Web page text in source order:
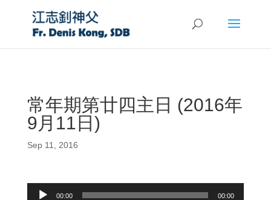
常年期第廿四主日 (2016年
9月11日)
Sep 11, 2016
Audio
00:00 00:00